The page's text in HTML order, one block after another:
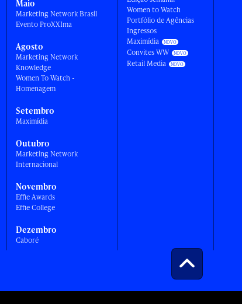
Maio
Marketing Network Brasil
Evento ProXXIma
Agosto
Marketing Network
Knowledge
Women To Watch -
Homenagem
Setembro
Maximídia
Outubro
Marketing Network
Internacional
Novembro
Effie Awards
Effie College
Dezembro
Caboré
Women to Watch
Portfólio de Agências
Ingressos
Maximídia
Convites WW
Retail Media